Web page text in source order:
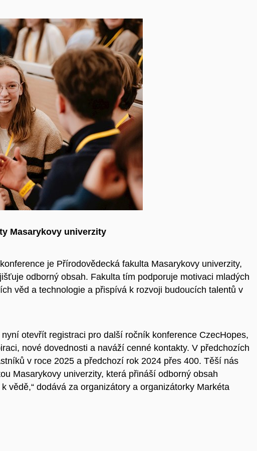
Masarykovy univerzity
je Přírodovědecká fakulta Masarykovy univerzity,
odborný obsah. Fakulta tím podporuje motivaci mladých
věd a technologie a přispívá k rozvoji budoucích talentů v
otevřít registraci pro další ročník konference CzecHopes,
nové dovednosti a naváží cenné kontakty. V předchozích
v roce 2025 a předchozí rok 2024 přes 400. Těší nás
Masarykovy univerzity, která přináší odborný obsah
vědě,“ dodává za organizátory a organizátorky Markéta